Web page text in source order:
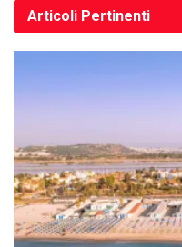
Articoli Pertinenti